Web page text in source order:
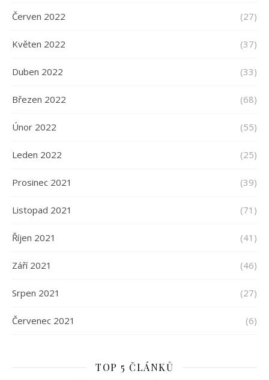
Červen 2022 (27)
Květen 2022 (37)
Duben 2022 (33)
Březen 2022 (68)
Únor 2022 (55)
Leden 2022 (25)
Prosinec 2021 (39)
Listopad 2021 (71)
Říjen 2021 (41)
Září 2021 (46)
Srpen 2021 (27)
Červenec 2021 (6)
TOP 5 ČLÁNKŮ